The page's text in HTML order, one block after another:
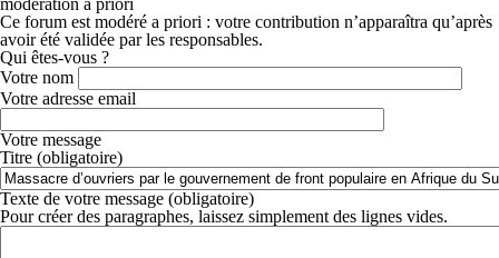
modération a priori
Ce forum est modéré a priori : votre contribution n’apparaîtra qu’après
avoir été validée par les responsables.
Qui êtes-vous ?
Votre nom
Votre adresse email
Votre message
Titre (obligatoire)
Texte de votre message (obligatoire)
Pour créer des paragraphes, laissez simplement des lignes vides.